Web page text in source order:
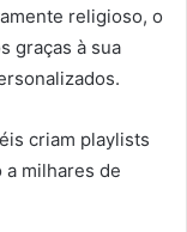
religioso, o
graças à sua
criam playlists
a milhares de